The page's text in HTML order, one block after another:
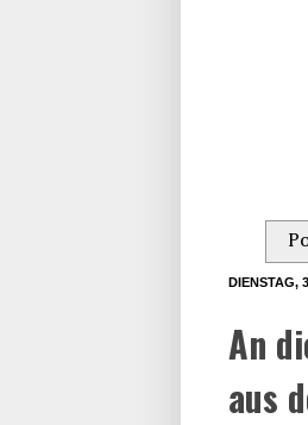
DIENSTAG,
An
aus